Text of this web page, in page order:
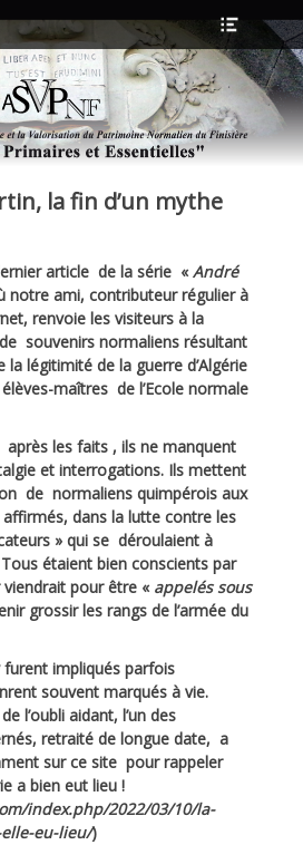
l’en-
tête
la fin d’un mythe
article de la série « André
notre ami, contributeur régulier à
renvoie les visiteurs à la
souvenirs normaliens résultant
légitimité de la guerre d’Algérie
maîtres de l’Ecole normale
les faits , ils ne manquent
et interrogations. Ils mettent
de normaliens quimpérois aux
dans la lutte contre les
» qui se déroulaient à
étaient bien conscients par
pour être « appelés sous
grossir les rangs de l’armée du
impliqués parfois
souvent marqués à vie.
l’oubli aidant, l’un des
retraité de longue date, a
sur ce site pour rappeler
a bien eut lieu !
index.php/2022/03/10/la-
eu-lieu/)